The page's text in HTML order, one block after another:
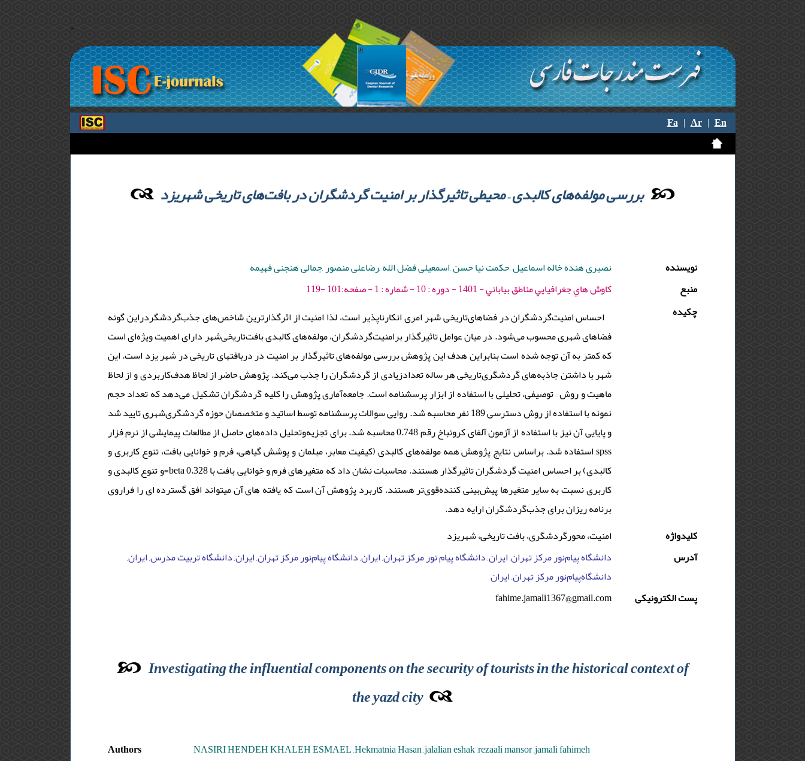
>
Fa|Ar|En
بررسی مولفه‌های کالبدی – محیطی تاثیرگذار بر امنیت گردشگران در بافت‌های ‌تاریخی ‌شهریزد
نویسنده
نصیری هنده خاله اسماعیل ,حکمت نیا حسن ,اسمعیلی فضل الله ,رضاعلی منصور ,جمالی هنجنی فهیمه
منبع
كاوش هاي جغرافيايي مناطق بياباني - 1401 - دوره : 10 - شماره : 1 - صفحه:101 -119
چکیده
احساس امنیت‌گردشگران در فضاهای‌تاریخی شهر امری انکارناپذیر است، لذا امنیت از اثرگذارترین شاخص‌های جذب‌گردشگردراین گونه
فضاهای شهری محسوب می‌شود. در میان عوامل تاثیرگذار برامنیت‌گردشگران، مولفه‌های کالبدی بافت‌تاریخی‌شهر دارای اهمیت ویژه‌ای است
که کمتر به آن توجه شده است بنابراین هدف این پژوهش بررسی مولفه‌های تاثیرگذار بر امنیت در دربافتهای تاریخی در شهر یزد است. این
شهر با داشتن جاذبه‌های گردشگری‌تاریخی هر ساله تعدادزیادی از گردشگران را جذب می‌کند. پژوهش حاضر از لحاظ هدف‌کاربردی و از لحاظ
ماهیت و روش – توصیفی، تحلیلی با استفاده از ابزار پرسشنامه است. جامعه‌آماری پژوهش را کلیه گردشگران تشکیل می‌دهد که تعداد حجم
نمونه با استفاده از روش دسترسی 189 نفر محاسبه شد. روایی سوالات پرسشنامه توسط اساتید و متخصصان حوزه گردشگری‌شهری تایید شد
و پایایی آن نیز با استفاده از آزمون آلفای کرونباخ رقم 0.748 محاسبه شد. برای تجزیه‌وتحلیل داده‌های حاصل از مطالعات پیمایشی از نرم فزار
spss استفاده شد. براساس نتایج پژوهش همه مولفه‌های کالبدی (کیفیت معابر، مبلمان و پوشش گیاهی، فرم و خوانایی بافت، تنوع کاربری و
کالبدی) بر احساس امنیت گردشگران تاثیرگذار هستند. محاسبات نشان داد که متغیرهای فرم و خوانایی بافت با 0.328 beta=و تنوع کالبدی و
کاربری نسبت به سایر متغیرها پیش‌بینی کننده‌قوی‌تر هستند. کاربرد پژوهش آن است که یافته های آن میتواند افق گسترده ای را فراروی
برنامه ریزان برای جذب‌گردشگران ارایه دهد.
کلیدواژه
امنیت، محور‌گردشگری، بافت تاریخی، شهریزد
آدرس
دانشگاه پیام‌نور مرکز تهران, ایران, دانشگاه پیام نور مرکز تهران, ایران, دانشگاه پیام‌نور مرکز تهران, ایران, دانشگاه تربیت مدرس, ایران,
دانشگاه‌پیام‌نور مرکز تهران, ایران
پست الکترونیکی
fahime.jamali1367@gmail.com
Investigating the influential components on the security of tourists in the historical context of
the yazd city
Authors
NASIRI HENDEH KHALEH ESMAEL ,Hekmatnia Hasan ,jalalian eshak ,rezaali mansor ,jamali fahimeh